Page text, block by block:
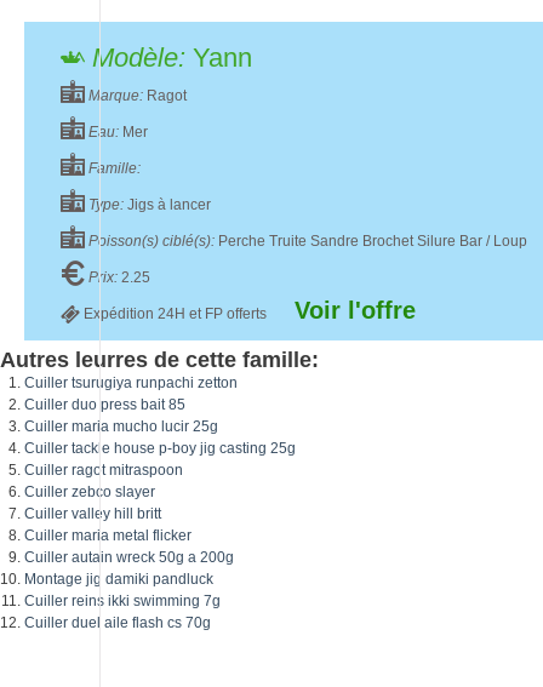
Modèle: Yann
Marque: Ragot
Eau: Mer
Famille:
Type: Jigs à lancer
Poisson(s) ciblé(s): Perche Truite Sandre Brochet Silure Bar / Loup
Prix: 2.25
Expédition 24H et FP offerts Voir l'offre
Autres leurres de cette famille:
Cuiller tsurugiya runpachi zetton
Cuiller duo press bait 85
Cuiller maria mucho lucir 25g
Cuiller tackle house p-boy jig casting 25g
Cuiller ragot mitraspoon
Cuiller zebco slayer
Cuiller valley hill britt
Cuiller maria metal flicker
Cuiller autain wreck 50g a 200g
Montage jig damiki pandluck
Cuiller reins ikki swimming 7g
Cuiller duel aile flash cs 70g